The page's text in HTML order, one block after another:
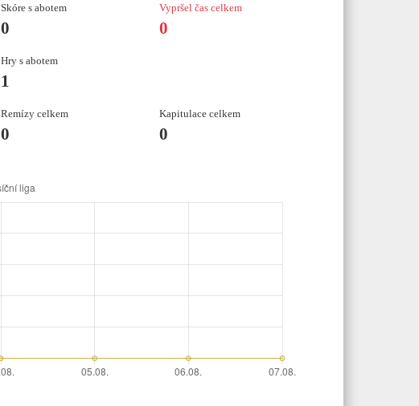
Skóre s abotem
0
Vypršel čas celkem
0
Hry s abotem
1
Remízy celkem
0
Kapitulace celkem
0